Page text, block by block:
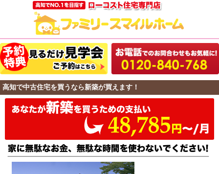
高知で中古住宅を買うなら新築が買えます！